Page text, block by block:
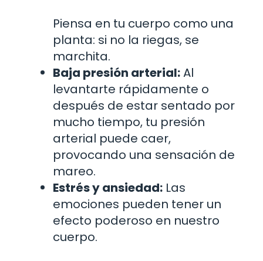
Piensa en tu cuerpo como una
planta: si no la riegas, se
marchita.
Baja presión arterial:Al
levantarte rápidamente o
después de estar sentado por
mucho tiempo, tu presión
arterial puede caer,
provocando una sensación de
mareo.
Estrés y ansiedad: Las
emociones pueden tener un
efecto poderoso en nuestro
cuerpo.